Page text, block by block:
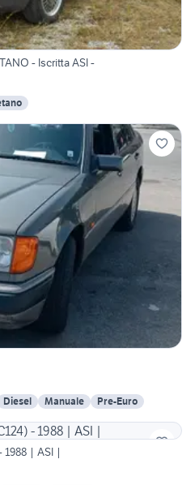
- Iscritta ASI -
Diesel Manuale
Pre-Euro
1988 | ASI |